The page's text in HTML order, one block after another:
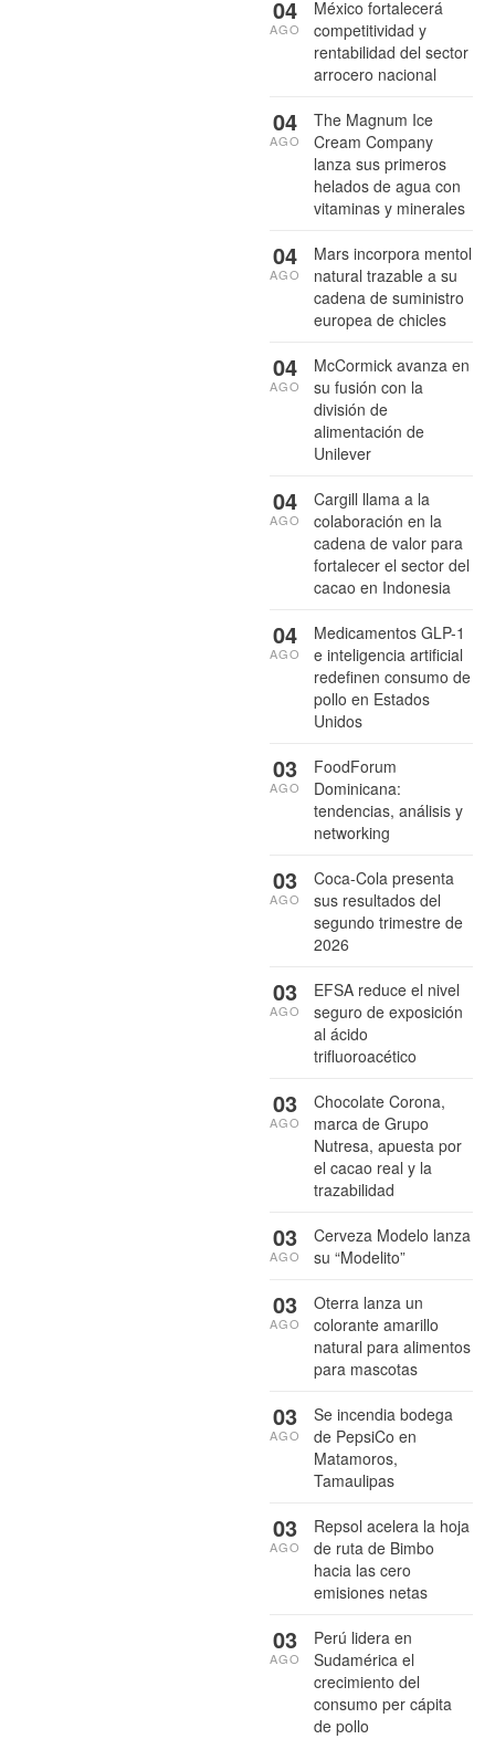
México fortalecerá
competitividad y
rentabilidad del sector
arrocero nacional
04
AGO
The Magnum Ice
Cream Company
lanza sus primeros
helados de agua con
vitaminas y minerales
04
AGO
Mars incorpora mentol
natural trazable a su
cadena de suministro
europea de chicles
04
AGO
McCormick avanza en
su fusión con la
división de
alimentación de
Unilever
04
AGO
Cargill llama a la
colaboración en la
cadena de valor para
fortalecer el sector del
cacao en Indonesia
04
AGO
Medicamentos GLP-1
e inteligencia artificial
redefinen consumo de
pollo en Estados
Unidos
04
AGO
FoodForum
Dominicana:
tendencias, análisis y
networking
03
AGO
Coca-Cola presenta
sus resultados del
segundo trimestre de
2026
03
AGO
EFSA reduce el nivel
seguro de exposición
al ácido
trifluoroacético
03
AGO
Chocolate Corona,
marca de Grupo
Nutresa, apuesta por
el cacao real y la
trazabilidad
03
AGO
Cerveza Modelo lanza
su “Modelito”
03
AGO
Oterra lanza un
colorante amarillo
natural para alimentos
para mascotas
03
AGO
Se incendia bodega
de PepsiCo en
Matamoros,
Tamaulipas
03
AGO
Repsol acelera la hoja
de ruta de Bimbo
hacia las cero
emisiones netas
03
AGO
Perú lidera en
Sudamérica el
crecimiento del
consumo per cápita
de pollo
03
AGO